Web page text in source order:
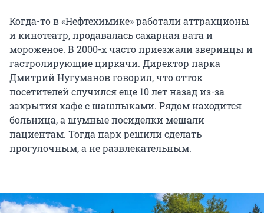
Когда-то в «Нефтехимике» работали аттракционы
и кинотеатр, продавалась сахарная вата и
мороженое. В 2000-х часто приезжали зверинцы и
гастролирующие циркачи. Директор парка
Дмитрий Нугуманов говорил, что отток
посетителей случился еще 10 лет назад из-за
закрытия кафе с шашлыками. Рядом находится
больница, а шумные посиделки мешали
пациентам. Тогда парк решили сделать
прогулочным, а не развлекательным.